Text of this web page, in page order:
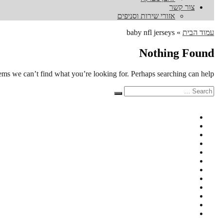
צור קשר
אזורי שירות וסניפים
עמוד הבית »
baby nfl jerseys
Nothing Found
we can’t find what you’re looking for. Perhaps searching can help.
Search
for:
Search